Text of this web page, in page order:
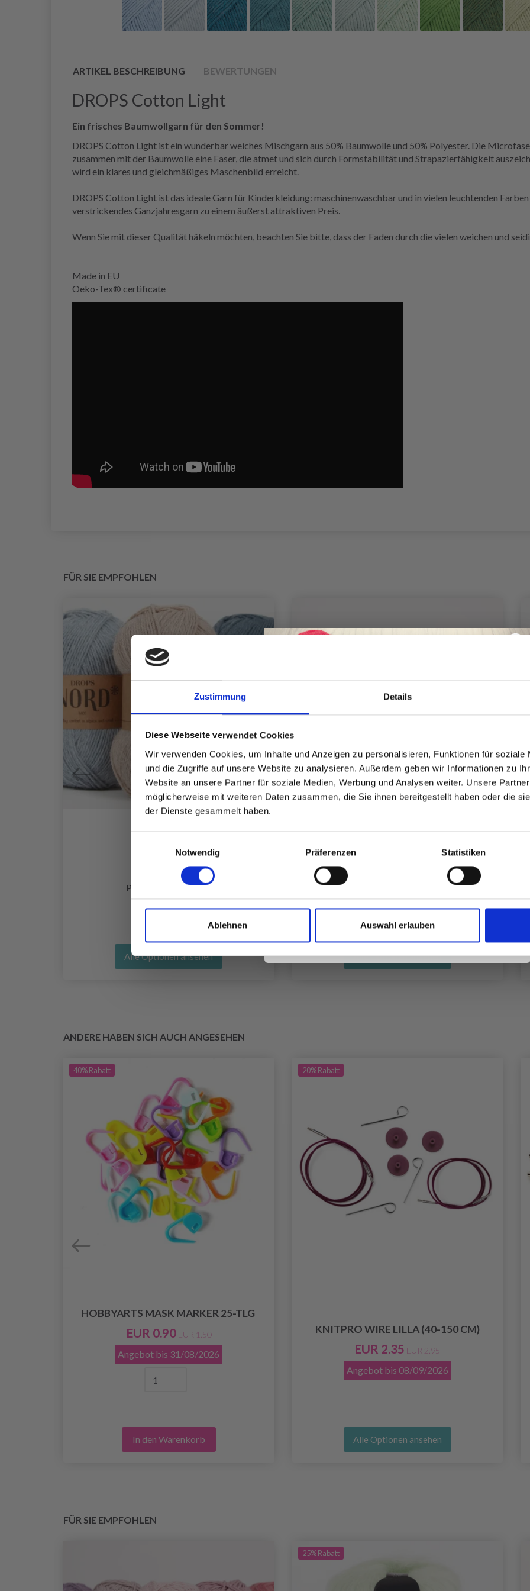
Zustimmung Details
Diese Webseite verwendet Cookies
Wir verwenden Cookies, um Inhalte und Anzeigen zu personalisieren, Funktionen für soziale
und die Zugriffe auf unsere Website zu analysieren. Außerdem geben wir Informationen zu
Website an unsere Partner für soziale Medien, Werbung und Analysen weiter. Unsere
möglicherweise mit weiteren Daten zusammen, die Sie ihnen bereitgestellt haben oder die
der Dienste gesammelt haben.
Notwendig
Präferenzen Statistiken
Ablehnen Auswahl erlauben
ARTIKEL BESCHREIBUNG BEWERTUNGEN
DROPS Cotton Light
Ein frisches Baumwollgarn für den Sommer!
DROPS Cotton Light ist ein wunderbar weiches Mischgarn aus 50% Baumwolle und 50% Polyester. Die
zusammen mit der Baumwolle eine Faser, die atmet und sich durch Formstabilität und Strapazierfähigkeit
wird ein klares und gleichmäßiges Maschenbild erreicht.
DROPS Cotton Light ist das ideale Garn für Kinderkleidung: maschinenwaschbar und in vielen leuchtenden
verstrickendes Ganzjahresgarn zu einem äußerst attraktiven Preis.
Wenn Sie mit dieser Qualität häkeln möchten, beachten Sie bitte, dass der Faden durch die vielen weichen und
Made in EU
Oeko-Tex® certificate
FÜR SIE EMPFOHLEN
DROPS NORD
Preis ab EUR 2.50
Alle Optionen ansehen
DROPS MERINO EXTRA FINE
Alle Optionen ansehen
ANDERE HABEN SICH AUCH ANGESEHEN
40%Rabatt
HOBBYARTS MASK MARKER 25-TLG
EUR 0.90EUR 1.50
Angebot bis 31/08/2026
In den Warenkorb
20%Rabatt
KNITPRO WIRE LILLA (40-150 CM)
EUR 2.35 EUR 2.95
Angebot bis 08/09/2026
Alle Optionen ansehen
FÜR SIE EMPFOHLEN
25%Rabatt
Werde ein Teil unserer Garn-Community
und erhalte exklusiven Zugang zu
inspirierenden Strickmustern und
Nein, danke